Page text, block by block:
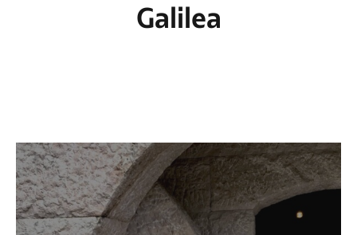
Galilea